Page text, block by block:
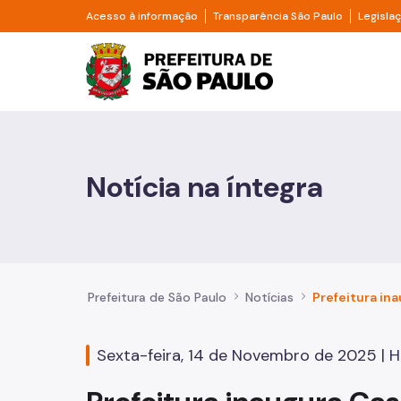
Pular para o Conteúdo principal
Acesso à informação Divisor de acesso à informação
Transparência São Paulo Divisor
Prefeitura de São
Casa e Moradia
Educação
Notícia na íntegra
Prefeitura de São Paulo Notícias
Sexta-feira, 14 de Novembro de 2025 |